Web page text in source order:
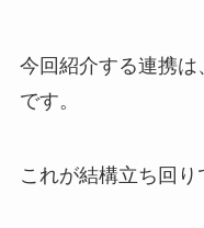
今回紹介する連携
です。
これが結構立ち回り